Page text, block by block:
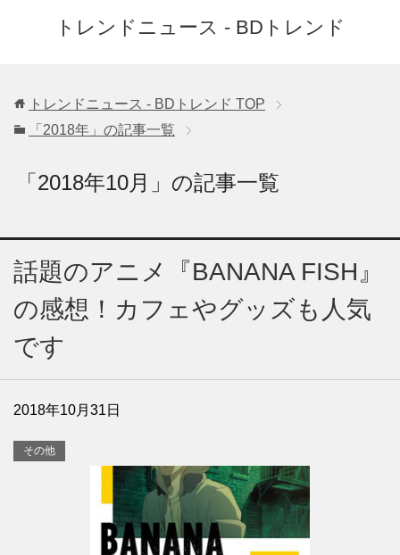
トレンドニュース - BDトレンド
トレンドニュース - BDトレンド TOP
「2018年」の記事一覧
「2018年10月」の記事一覧
話題のアニメ『BANANA FISH』
の感想！カフェやグッズも人気
です
2018年10月31日
その他